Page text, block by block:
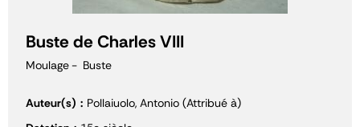
Buste de Charles VIII
Moulage Buste
Auteur(s)
Pollaiuolo, Antonio (Attribué à)